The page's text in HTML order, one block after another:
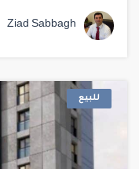
Ziad Sabbagh
للبيع